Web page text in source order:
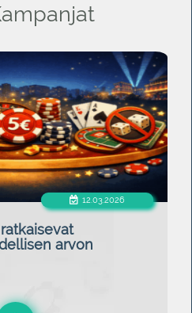
12.03.2026
arvon